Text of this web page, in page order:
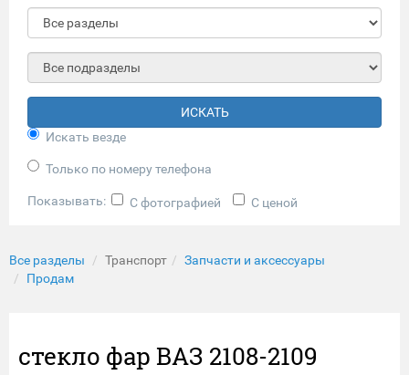
ИСКАТЬ
Искать везде
Только по номеру телефона
Показывать: С фотографией С ценой
Все разделы Транспорт
Запчасти и аксессуары
Продам
стекло фар ВАЗ 2108-2109